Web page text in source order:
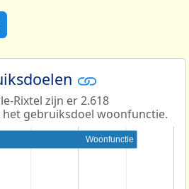
Rixtel zijn er 2.618
gebruiksdoel woonfunctie.
Woonfunctie